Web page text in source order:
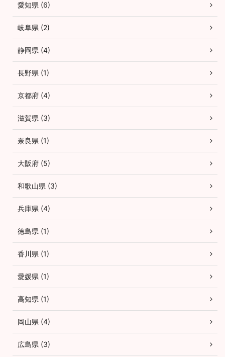
愛知県 (6)
岐阜県 (2)
静岡県 (4)
長野県 (1)
京都府 (4)
滋賀県 (3)
奈良県 (1)
大阪府 (5)
和歌山県 (3)
兵庫県 (4)
徳島県 (1)
香川県 (1)
愛媛県 (1)
高知県 (1)
岡山県 (4)
広島県 (3)